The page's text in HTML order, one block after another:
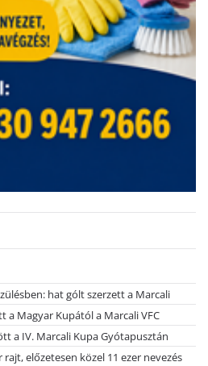
hat gólt szerzett a Marcali
a Magyar Kupától a Marcali VFC
a IV. Marcali Kupa Gyótapusztán
előzetesen közel 11 ezer nevezés